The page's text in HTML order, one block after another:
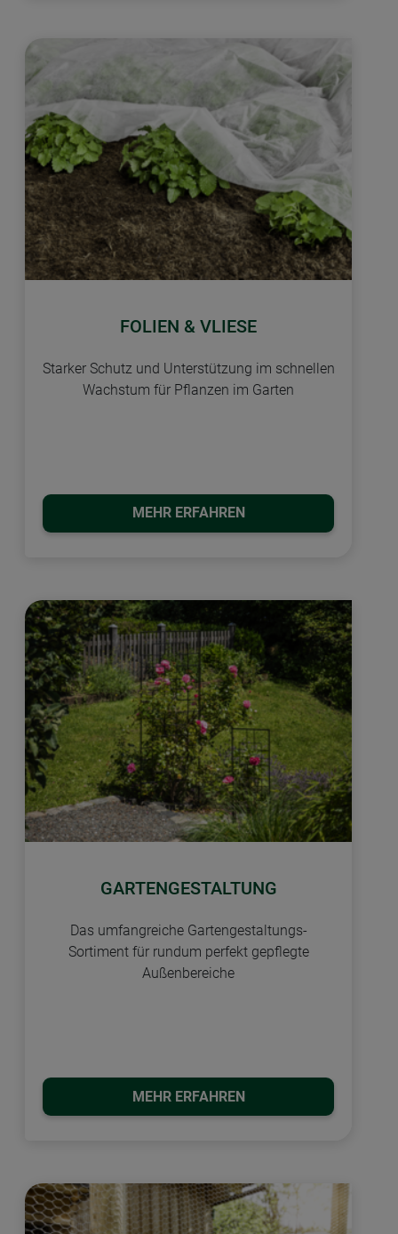
FOLIEN & VLIESE
Starker Schutz und Unterstützung im schnellen
Wachstum für Pflanzen im Garten
MEHR ERFAHREN
GARTENGESTALTUNG
Das umfangreiche Gartengestaltungs-
Sortiment für rundum perfekt gepflegte
Außenbereiche
MEHR ERFAHREN